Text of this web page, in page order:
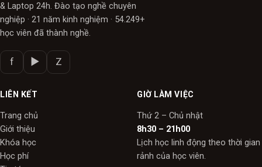
& Laptop 24h. Đào tạo nghề chuyên
nghiệp · 21 năm kinh nghiệm · 54.249+
học viên đã thành nghề.
f ▶ Z
LIÊN KẾT
Trang chủ
Giới thiệu
Khóa học
Học phí
GIỜ LÀM VIỆC
Thứ 2 – Chủ nhật
8h30 – 21h00
Lịch học linh động theo thời gian
rảnh của học viên.